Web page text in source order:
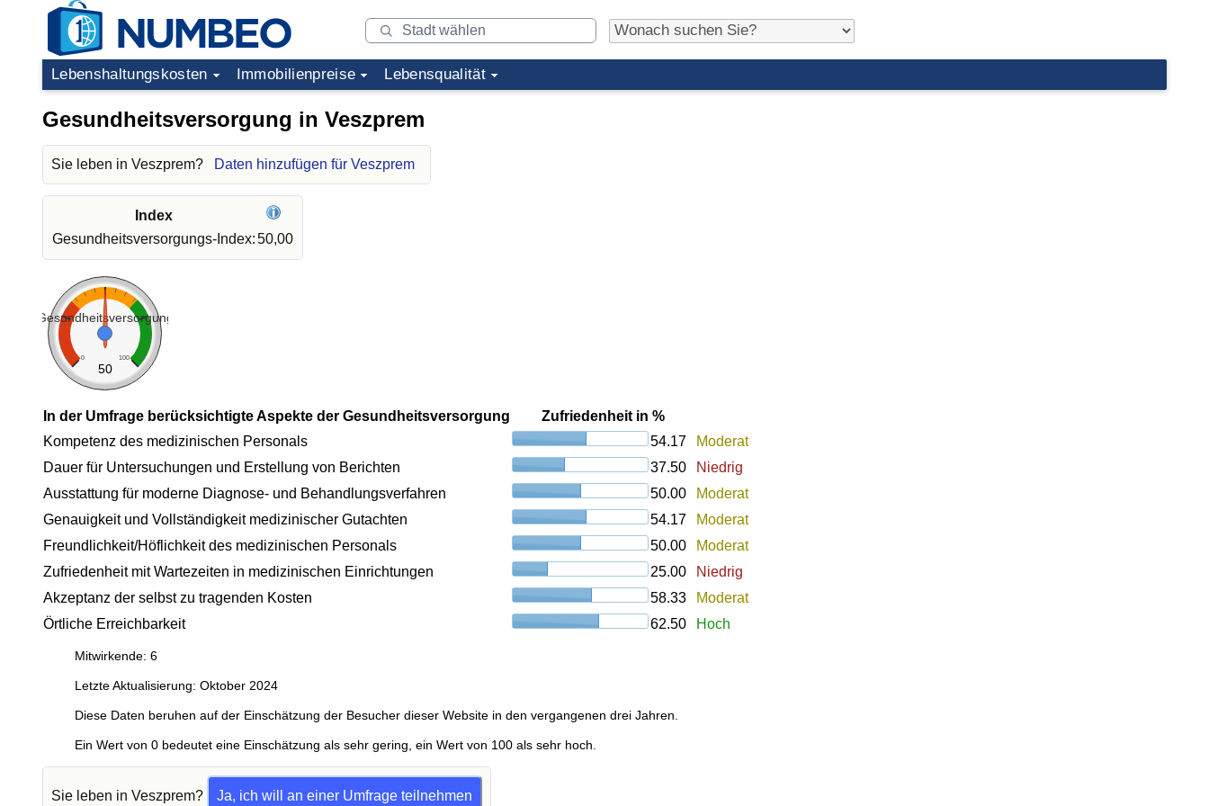
Lebenshaltungskosten Immobilienpreise Lebensqualität
Gesundheitsversorgung in Veszprem
Sie leben in Veszprem? Daten hinzufügen für Veszprem
Index
Gesundheitsversorgungs-Index:50,00
Gesundheitsversorgung
0 100
50
In der Umfrage berücksichtigte Aspekte der Gesundheitsversorgung
Zufriedenheit in %
Kompetenz des medizinischen Personals
54.17
Moderat
Dauer für Untersuchungen und Erstellung von Berichten
37.50
Niedrig
Ausstattung für moderne Diagnose- und Behandlungsverfahren
50.00
Moderat
Genauigkeit und Vollständigkeit medizinischer Gutachten
54.17
Moderat
Freundlichkeit/Höflichkeit des medizinischen Personals
50.00
Moderat
Zufriedenheit mit Wartezeiten in medizinischen Einrichtungen
25.00
Niedrig
Akzeptanz der selbst zu tragenden Kosten
58.33
Moderat
Örtliche Erreichbarkeit
62.50 Hoch
Mitwirkende: 6
Letzte Aktualisierung: Oktober 2024
Diese Daten beruhen auf der Einschätzung der Besucher dieser Website in den vergangenen drei Jahren.
Ein Wert von 0 bedeutet eine Einschätzung als sehr gering, ein Wert von 100 als sehr hoch.
Sie leben in Veszprem? Ja, ich will an einer Umfrage teilnehmen